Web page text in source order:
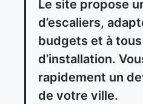
Le site propose
d’escaliers,
budgets et à
d’installation.
rapidement un
de votre ville.